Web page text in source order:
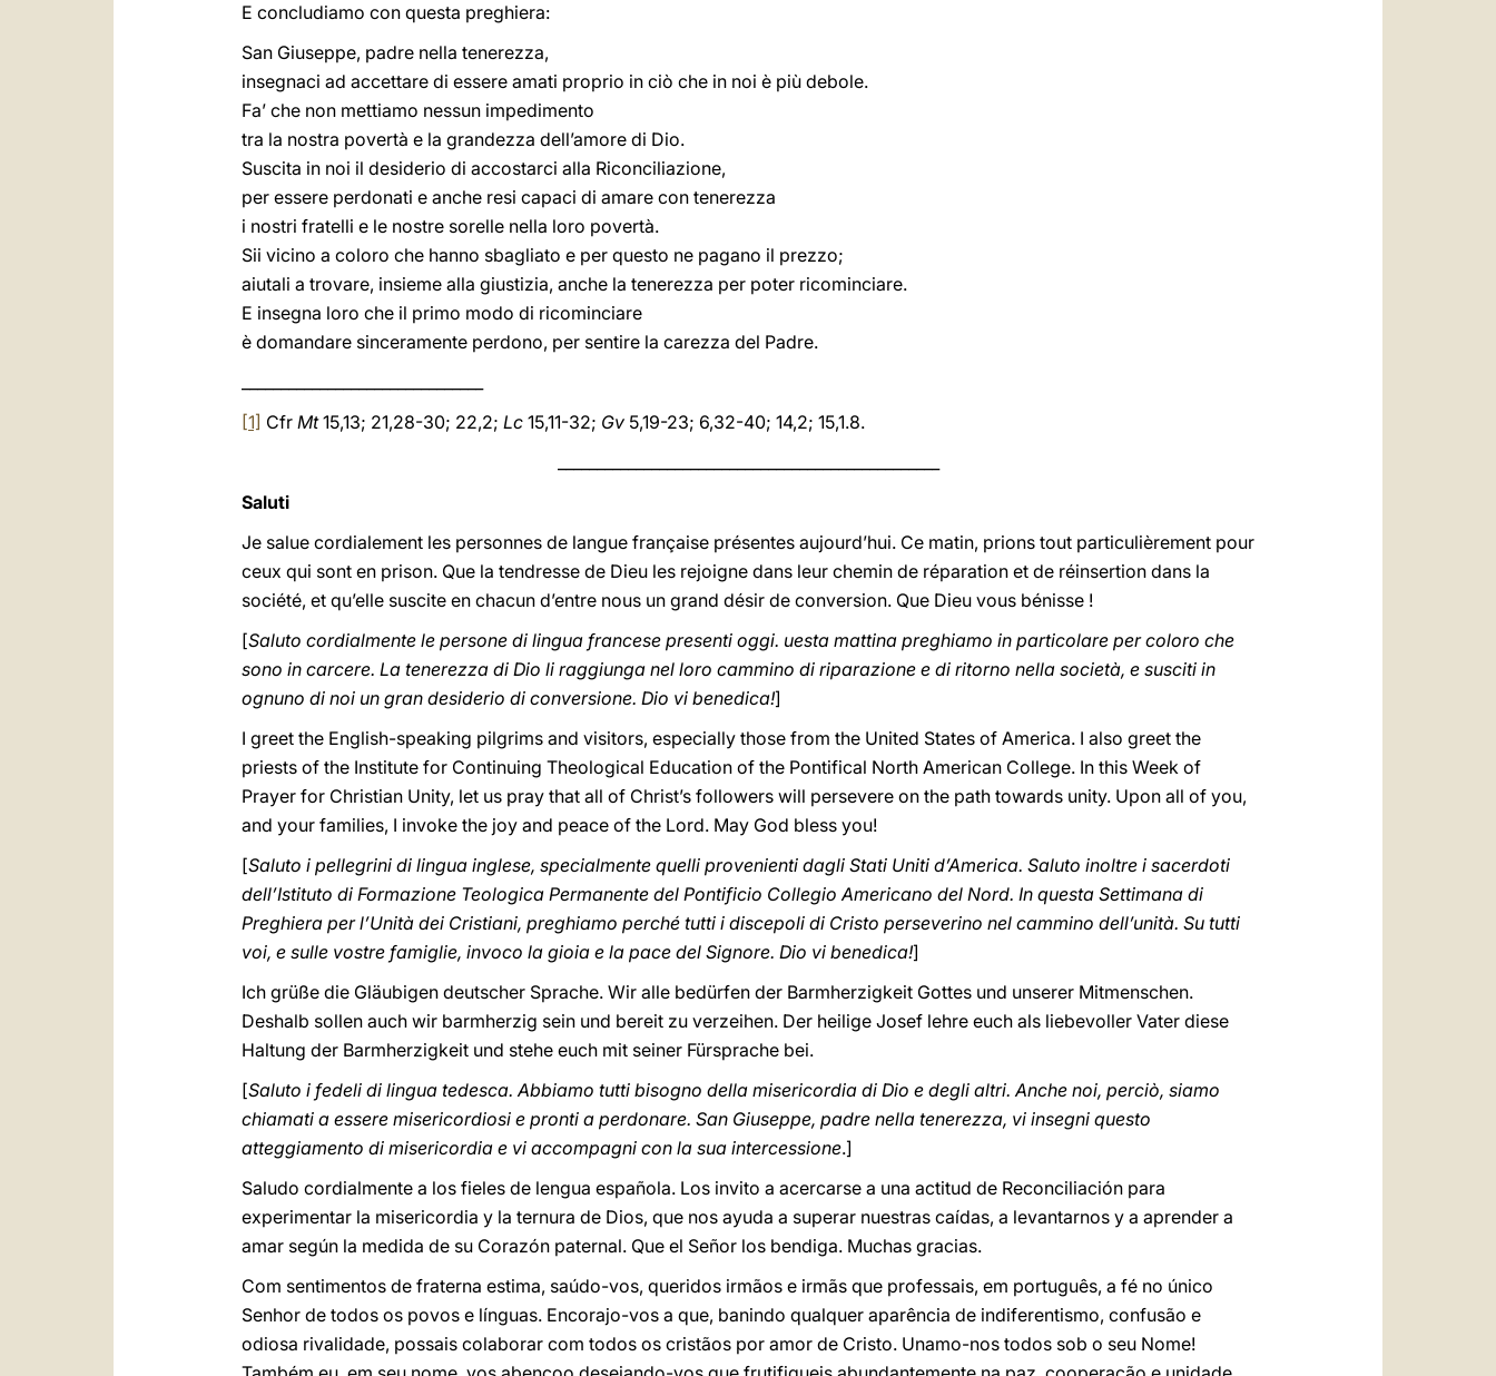
E concludiamo con questa preghiera:
San Giuseppe, padre nella tenerezza,
insegnaci ad accettare di essere amati proprio in ciò che in noi è più debole.
Fa’ che non mettiamo nessun impedimento
tra la nostra povertà e la grandezza dell’amore di Dio.
Suscita in noi il desiderio di accostarci alla Riconciliazione,
per essere perdonati e anche resi capaci di amare con tenerezza
i nostri fratelli e le nostre sorelle nella loro povertà.
Sii vicino a coloro che hanno sbagliato e per questo ne pagano il prezzo;
aiutali a trovare, insieme alla giustizia, anche la tenerezza per poter ricominciare.
E insegna loro che il primo modo di ricominciare
è domandare sinceramente perdono, per sentire la carezza del Padre.
[1] Cfr Mt15,13; 21,28-30; 22,2; Lc 15,11-32; Gv 5,19-23; 6,32-40; 14,2; 15,1.8.
Saluti
Je salue cordialement les personnes de langue française présentes aujourd’hui. Ce matin, prions tout particulièrement pour
ceux qui sont en prison. Que la tendresse de Dieu les rejoigne dans leur chemin de réparation et de réinsertion dans la
société, et qu’elle suscite en chacun d’entre nous un grand désir de conversion. Que Dieu vous bénisse !
[Saluto cordialmente le persone di lingua francese presenti oggi. uesta mattina preghiamo in particolare per coloro che
sono in carcere. La tenerezza di Dio li raggiunga nel loro cammino di riparazione e di ritorno nella società, e susciti in
ognuno di noi un gran desiderio di conversione. Dio vi benedica!]
I greet the English-speaking pilgrims and visitors, especially those from the United States of America. I also greet the
priests of the Institute for Continuing Theological Education of the Pontifical North American College. In this Week of
Prayer for Christian Unity, let us pray that all of Christ’s followers will persevere on the path towards unity. Upon all of you,
and your families, I invoke the joy and peace of the Lord. May God bless you!
[Saluto i pellegrini di lingua inglese, specialmente quelli provenienti dagli Stati Uniti d’America. Saluto inoltre i sacerdoti
dell’Istituto di Formazione Teologica Permanente del Pontificio Collegio Americano del Nord. In questa Settimana di
Preghiera per l’Unità dei Cristiani, preghiamo perché tutti i discepoli di Cristo perseverino nel cammino dell’unità. Su tutti
voi, e sulle vostre famiglie, invoco la gioia e la pace del Signore. Dio vi benedica!]
Ich grüße die Gläubigen deutscher Sprache. Wir alle bedürfen der Barmherzigkeit Gottes und unserer Mitmenschen.
Deshalb sollen auch wir barmherzig sein und bereit zu verzeihen. Der heilige Josef lehre euch als liebevoller Vater diese
Haltung der Barmherzigkeit und stehe euch mit seiner Fürsprache bei.
[Saluto i fedeli di lingua tedesca. Abbiamo tutti bisogno della misericordia di Dio e degli altri. Anche noi, perciò, siamo
chiamati a essere misericordiosi e pronti a perdonare. San Giuseppe, padre nella tenerezza, vi insegni questo
atteggiamento di misericordia e vi accompagni con la sua intercessione.]
Saludo cordialmente a los fieles de lengua española. Los invito a acercarse a una actitud de Reconciliación para
experimentar la misericordia y la ternura de Dios, que nos ayuda a superar nuestras caídas, a levantarnos y a aprender a
amar según la medida de su Corazón paternal. Que el Señor los bendiga. Muchas gracias.
Com sentimentos de fraterna estima, saúdo-vos, queridos irmãos e irmãs que professais, em português, a fé no único
Senhor de todos os povos e línguas. Encorajo-vos a que, banindo qualquer aparência de indiferentismo, confusão e
odiosa rivalidade, possais colaborar com todos os cristãos por amor de Cristo. Unamo-nos todos sob o seu Nome!